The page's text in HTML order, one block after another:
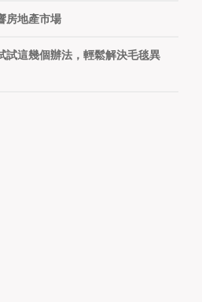
房地產市場
試這幾個辦法，輕鬆解決毛毯異